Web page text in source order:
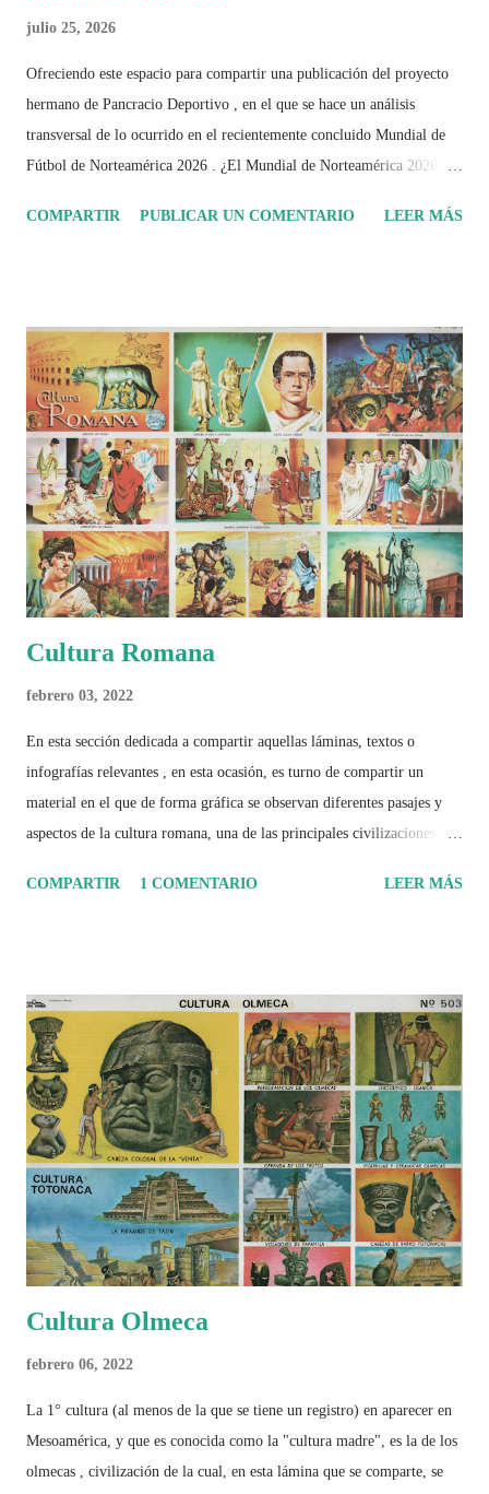
julio 25, 2026
Ofreciendo este espacio para compartir una publicación del proyecto
hermano de Pancracio Deportivo , en el que se hace un análisis
transversal de lo ocurrido en el recientemente concluido Mundial de
Fútbol de Norteamérica 2026 . ¿El Mundial de Norteamérica 2026 ha
el recorrido de cada selección con infografías inspiradas en la
2026 ¿Un punto de quiebre?" Este especial de Pancracio Deportivo no
busca decir únicamente quién ganó o quién perdió. Busca responder si
este Mundial marcó un antes y un después en la forma de entender el
deporte, la identidad nacional, la globalización, la comercialización y
el papel del fútbol como reflejo de nuestras sociedades . Son 230
páginas de análisis, ilustraciones originales y ...
COMPARTIR PUBLICAR UN COMENTARIO LEER MÁS
Cultura Romana
febrero 03, 2022
En esta sección dedicada a compartir aquellas láminas, textos o
infografías relevantes , en esta ocasión, es turno de compartir un
material en el que de forma gráfica se observan diferentes pasajes y
aspectos de la cultura romana, una de las principales civilizaciones que
COMPARTIR
1 COMENTARIO LEER MÁS
Cultura Olmeca
febrero 06, 2022
La 1° cultura (al menos de la que se tiene un registro) en aparecer en
Mesoamérica, y que es conocida como la "cultura madre", es la de los
olmecas , civilización de la cual, en esta lámina que se comparte, se